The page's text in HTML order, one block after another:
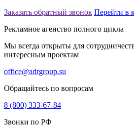
Заказать обратный звонок Перейти в
Рекламное агенство полного цикла
Мы всегда открыты для
интересным проектам
office@adrgroup.su
Обращайтесь по вопросам
8 (800) 333-67-84
Звонки по РФ